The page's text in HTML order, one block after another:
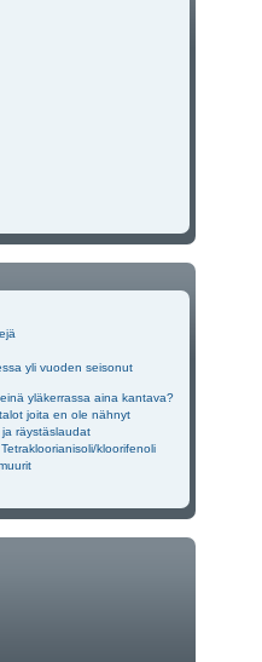
yli vuoden seisonut
yläkerrassa aina kantava?
joita en ole nähnyt
räystäslaudat
Tetrakloorianisoli/kloorifenoli